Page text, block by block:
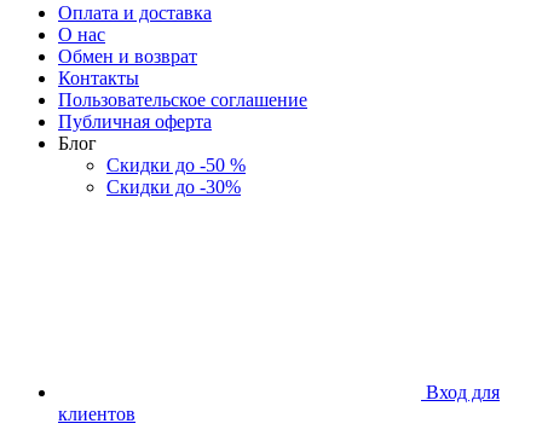
Оплата и доставка
О нас
Обмен и возврат
Контакты
Пользовательское соглашение
Публичная оферта
Блог
Скидки до -50 %
Скидки до -30%
Вход для
клиентов